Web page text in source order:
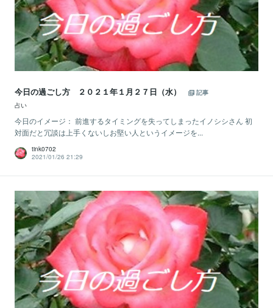
今日の過ごし方 ２０２１年１月２７日（水）
記事
占い
今日のイメージ： 前進するタイミングを失ってしまったイノシシさん 初
対面だと冗談は上手くないしお堅い人というイメージを...
tink0702
2021/01/26 21:29